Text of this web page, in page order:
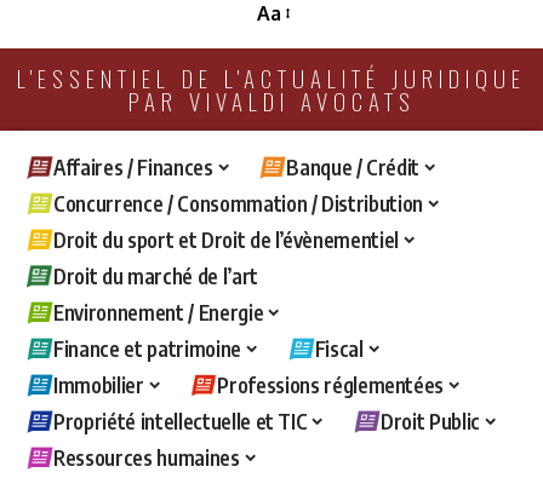
Aa
L'ESSENTIEL DE L'ACTUALITÉ JURIDIQUE
PAR VIVALDI AVOCATS
Affaires / Finances
Banque / Crédit
Concurrence / Consommation / Distribution
Droit du sport et Droit de l’évènementiel
Droit du marché de l’art
Environnement / Energie
Finance et patrimoine
Fiscal
Immobilier
Professions réglementées
Propriété intellectuelle et TIC
Droit Public
Ressources humaines